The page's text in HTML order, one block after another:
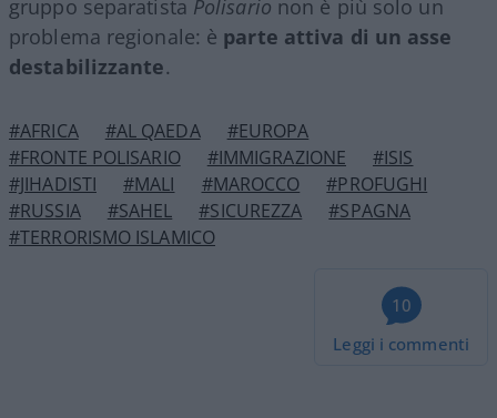
gruppo separatista Polisario non è più solo un
problema regionale: è parte attiva di un asse
destabilizzante.
#AFRICA #AL QAEDA
#EUROPA
#FRONTE POLISARIO
#IMMIGRAZIONE
#ISIS
#JIHADISTI
#MALI #MAROCCO
#PROFUGHI
#RUSSIA
#SAHEL #SICUREZZA
#SPAGNA
#TERRORISMO ISLAMICO
10
Leggi i commenti